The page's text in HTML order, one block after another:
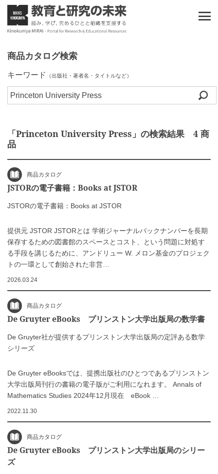
商品カタログ検索
キーワード （出版社・著者名・タイトルなど）
「Princeton University Press」の検索結果 4 商
品
商品カタログ
JSTORの電子書籍：Books at JSTOR
JSTORの電子書籍：Books at JSTOR
提供元 JSTOR JSTORとは 学術ジャーナルバックナンバーを長期
保存するための図書館のスペースとコスト、という問題に対処す
る手段を講じるために、アンドリュー W. メロン基金のプロジェク
トの一環として創始された非営…
2026.03.24
商品カタログ
De Gruyter eBooks プリンストン大学出版局の数学書
De Gruyter社が提供するプリンストン大学出版局の定評ある数学
シリーズ
De Gruyter eBooksでは、提携出版社のひとつであるプリンストン
大学出版局刊行の書籍の電子版がご利用になれます。 Annals of
Mathematics Studies 2024年12月現在 eBook …
2022.11.30
商品カタログ
De Gruyter eBooks プリンストン大学出版局のシリー
ズ